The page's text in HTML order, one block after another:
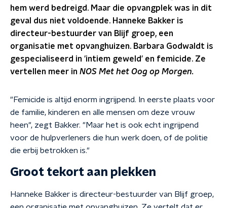
hem werd bedreigd. Maar die opvangplek was in dit
geval dus niet voldoende. Hanneke Bakker is
directeur-bestuurder van Blijf groep, een
organisatie met opvanghuizen. Barbara Godwaldt is
gespecialiseerd in 'intiem geweld' en femicide. Ze
vertellen meer in NOS Met het Oog op Morgen.
"Femicide is altijd enorm ingrijpend. In eerste plaats voor
de familie, kinderen en alle mensen om deze vrouw
heen", zegt Bakker. "Maar het is ook echt ingrijpend
voor de hulpverleners die hun werk doen, of de politie
die erbij betrokken is."
Groot tekort aan plekken
Hanneke Bakker is directeur-bestuurder van Blijf groep,